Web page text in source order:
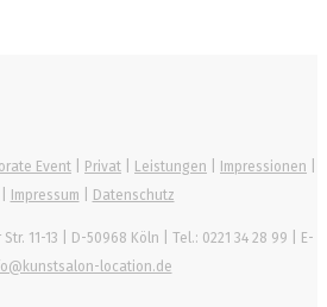
Event Privat Leistungen Impressionen
Impressum Datenschutz
11-13 D-50968 Köln | Tel.: 0221 34 28 99 | E-
location.de